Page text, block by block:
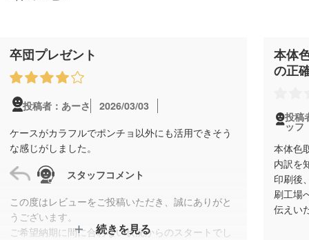
卒団プレゼント
投稿者：あーさ
2026/03/03
ケースがカラフルでポンチョ以外にも活用できそう
な感じがしました。
スタッフコメント
この度はレビューをご投稿いただき、誠にありがと
うございます。
ご希望納期に間に合わない状況からのスタートでし
続きを見る
本体
の正
投稿
ッフ
本体色
内訳を
印刷後
刷工場
伝えい